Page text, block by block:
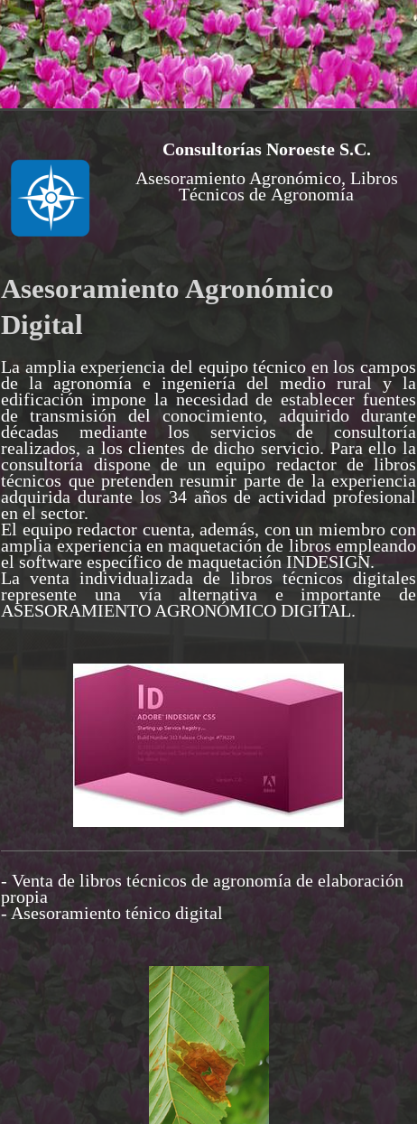
Consultorías Noroeste S.C.
Asesoramiento Agronómico, Libros
Técnicos de Agronomía
Asesoramiento Agronómico
Digital
La amplia experiencia del equipo técnico en los campos
de la agronomía e ingeniería del medio rural y la
edificación impone la necesidad de establecer fuentes
de transmisión del conocimiento, adquirido durante
décadas mediante los servicios de consultoría
realizados, a los clientes de dicho servicio. Para ello la
consultoría dispone de un equipo redactor de libros
técnicos que pretenden resumir parte de la experiencia
adquirida durante los 34 años de actividad profesional
en el sector.
El equipo redactor cuenta, además, con un miembro con
amplia experiencia en maquetación de libros empleando
el software específico de maquetación INDESIGN.
La venta individualizada de libros técnicos digitales
represente una vía alternativa e importante de
ASESORAMIENTO AGRONÓMICO DIGITAL.
- Venta de libros técnicos de agronomía de elaboración
propia
- Asesoramiento ténico digital